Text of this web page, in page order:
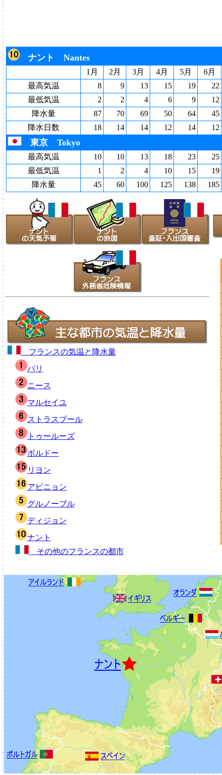
ナント Nantes
1月 2月 3月 4月 5月
6月
最高気温
8 9 13 15 19
22
最低気温
2 2 4 6 9
12
降水量
87 70 69 50 64
45
降水日数
18 14 14 12 14 12
東京 Tokyo
最高気温 10 10 13 18 23
25
最低気温
1 2 4 10 15
19
降水量
45 60 100 125 138 185
フランスの気温と降水量
パリ
ニース
マルセイユ
ストラスブール
トゥールーズ
ボルドー
リヨン
アビニョン
グルノーブル
ディジョン
ナント
その他のフランスの都市